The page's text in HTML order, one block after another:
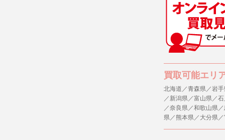
当社への個
ますのでご
５．ご本人
当社ホーム
また利用者
６．個人情
(1)当社は
者への提供
するご質問
買取可能エリ
北海道／青森県／岩
／新潟県／富山県／
／奈良県／和歌山県
県／熊本県／大分県